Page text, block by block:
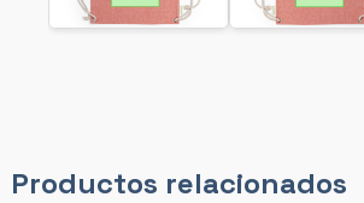
Productos relacionados